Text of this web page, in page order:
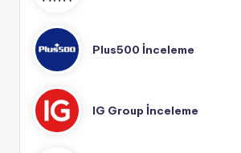
Plus500 İnceleme
IG Group İnceleme